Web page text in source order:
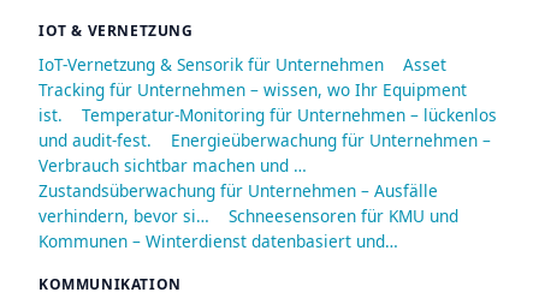
IOT & VERNETZUNG
IoT-Vernetzung & Sensorik für Unternehmen
Asset
Tracking für Unternehmen – wissen, wo Ihr Equipment
ist.
Temperatur-Monitoring für Unternehmen – lückenlos
und audit-fest.
Energieüberwachung für Unternehmen –
Verbrauch sichtbar machen und …
Zustandsüberwachung für Unternehmen – Ausfälle
verhindern, bevor si…
Schneesensoren für KMU und
Kommunen – Winterdienst datenbasiert und…
KOMMUNIKATION